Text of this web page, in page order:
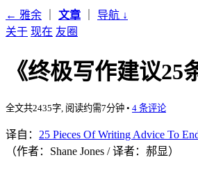
← 雅余 文章 导航 ↓
关于 现在 友圈
《终极写作建议25
全文共2435字, 阅读约需7分钟 • 4 条评论
译自： 25 Pieces Of Writing Advice To
（作者：Shane Jones / 译者：郝显）